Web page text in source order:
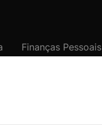
Finanças Pessoais